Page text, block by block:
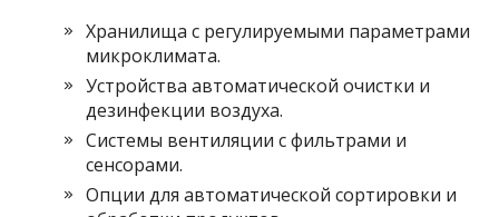
Хранилища с регулируемыми параметрами
микроклимата.
Устройства автоматической очистки и
дезинфекции воздуха.
Системы вентиляции с фильтрами и
сенсорами.
Опции для автоматической сортировки и